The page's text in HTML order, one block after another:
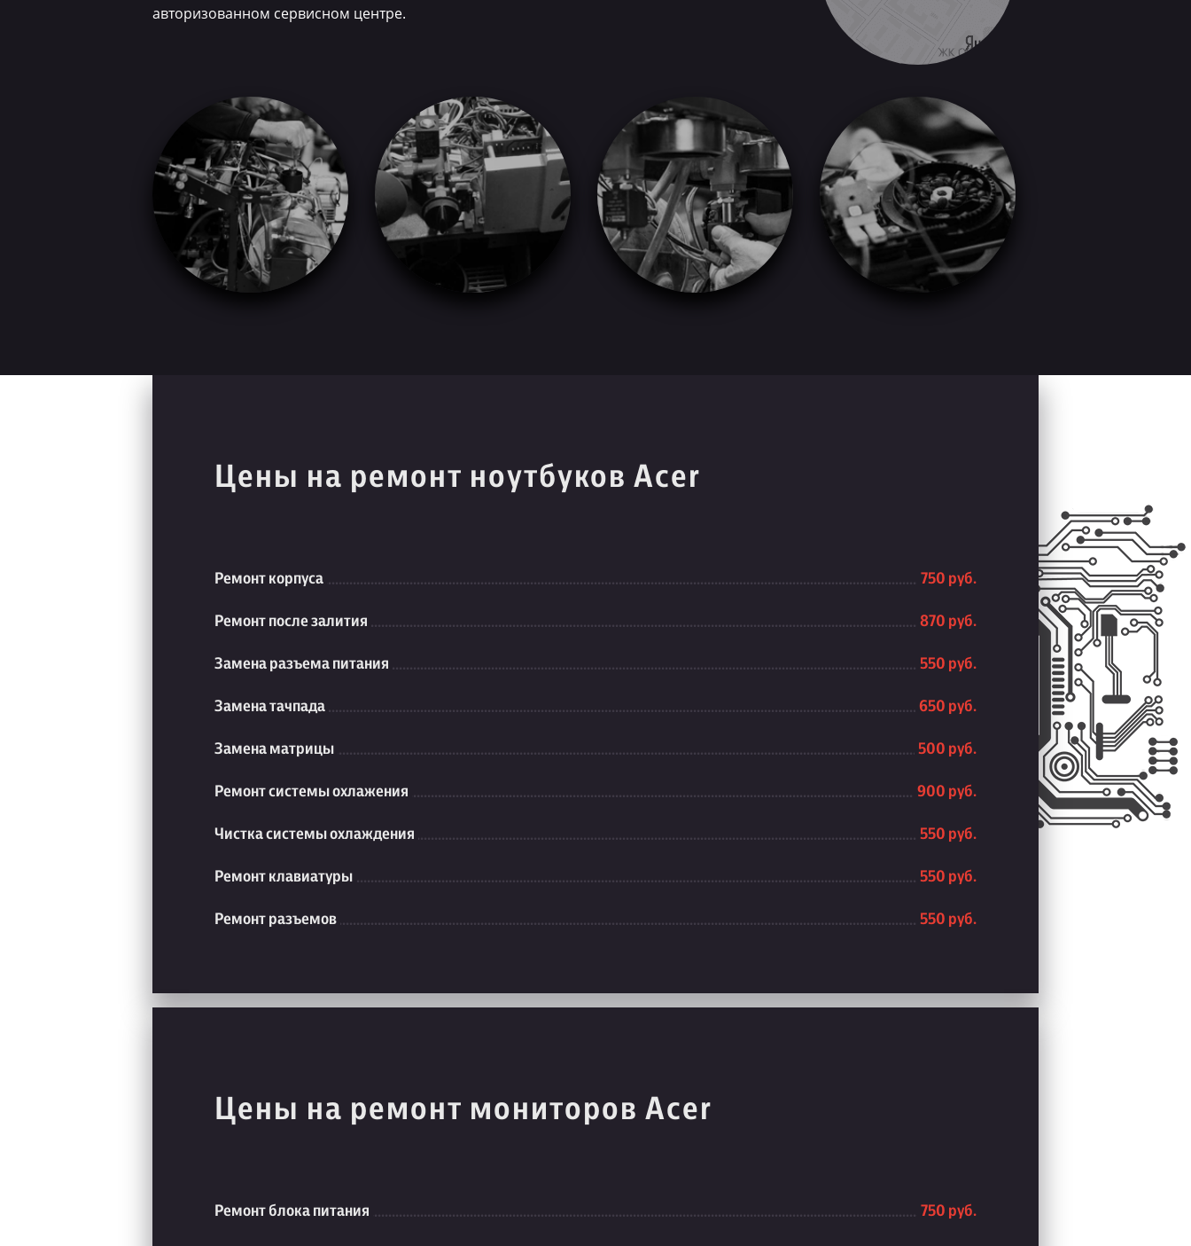
авторизованном сервисном центре.
Цены на ремонт ноутбуков Acer
Ремонт корпуса 750 руб.
Ремонт после залития 870 руб.
Замена разъема питания 550 руб.
Замена тачпада 650 руб.
Замена матрицы 500 руб.
Ремонт системы охлажения 900 руб.
Чистка системы охлаждения 550 руб.
Ремонт клавиатуры 550 руб.
Ремонт разъемов 550 руб.
Цены на ремонт мониторов Acer
Ремонт блока питания 750 руб.